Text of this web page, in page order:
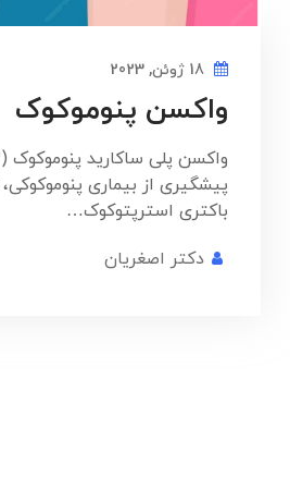
واکسن پنوموکوک
پیشگیری از بیماری
باکتری استرپتوکوک…
دکتر اصغریان